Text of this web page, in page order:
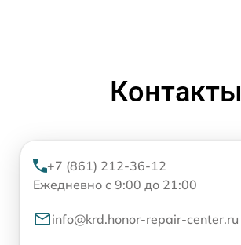
Контакты
+7 (861) 212-36-12
Ежедневно с 9:00 до 21:00
info@krd.honor-repair-center.ru